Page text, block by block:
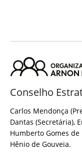
Conselho
Carlos Mendonça
Dantas (Secretária),
Humberto Gomes
Hênio de Gouveia.